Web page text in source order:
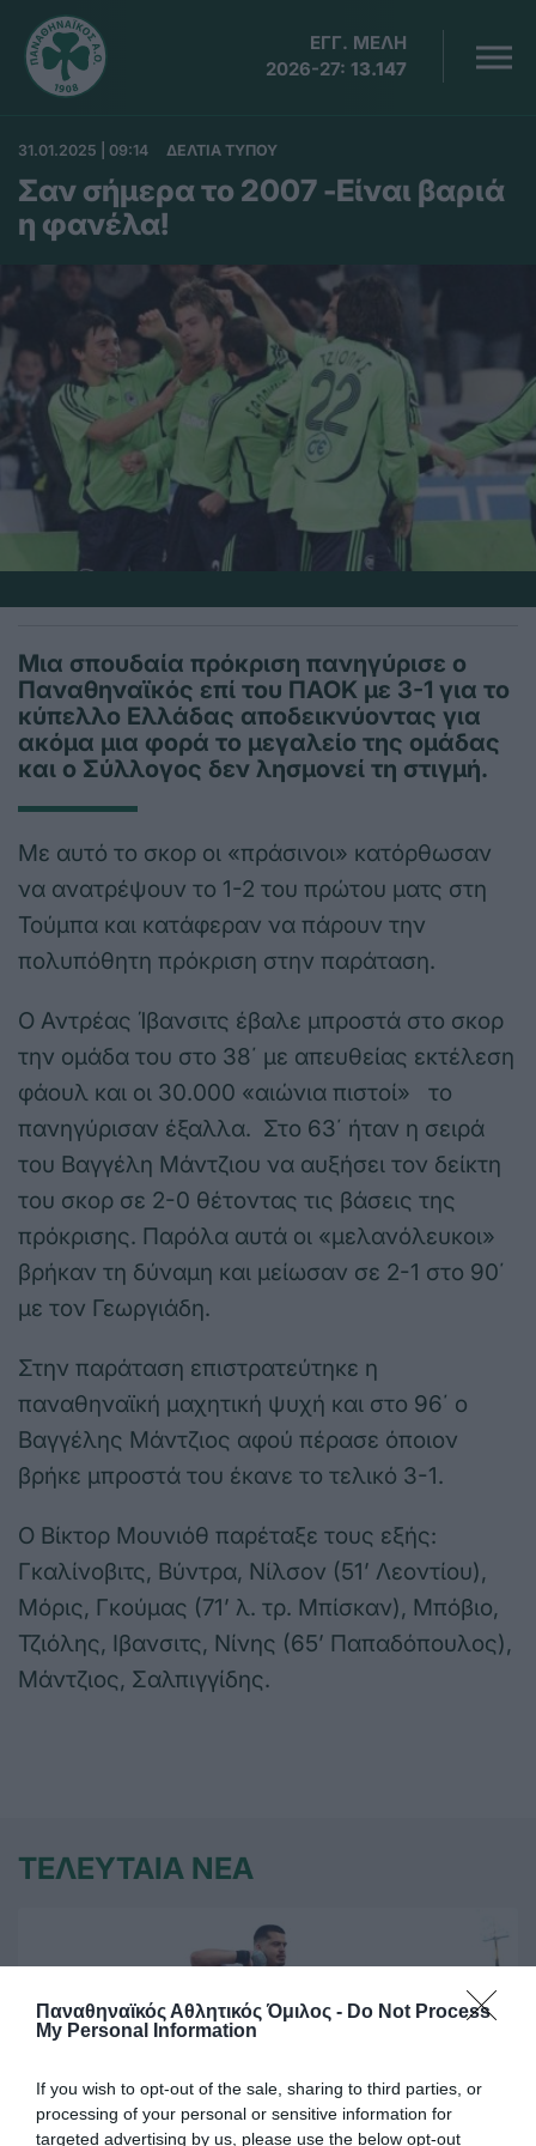
Παναθηναϊκός Αθλητικός Όμιλος - Do Not Process
My Personal Information
If you wish to opt-out of the sale, sharing to third parties, or
processing of your personal or sensitive information for
targeted advertising by us, please use the below opt-out
ΕΓΓ. ΜΕΛΗ
2026-27: 13.147
31.01.2025 | 09:14 ΔΕΛΤΙΑ ΤΥΠΟΥ
Σαν σήμερα το 2007 -Είναι βαριά
η φανέλα!
Μια σπουδαία πρόκριση πανηγύρισε ο
Παναθηναϊκός επί του ΠΑΟΚ με 3-1 για το
κύπελλο Ελλάδας αποδεικνύοντας για
ακόμα μια φορά το μεγαλείο της ομάδας
και ο Σύλλογος δεν λησμονεί τη στιγμή.
Με αυτό το σκορ οι «πράσινοι» κατόρθωσαν
να ανατρέψουν το 1-2 του πρώτου ματς στη
Τούμπα και κατάφεραν να πάρουν την
πολυπόθητη πρόκριση στην παράταση.
Ο Αντρέας Ίβανσιτς έβαλε μπροστά στο σκορ
την ομάδα του στο 38΄ με απευθείας εκτέλεση
φάουλ και οι 30.000 «αιώνια πιστοί» το
πανηγύρισαν έξαλλα. Στο 63΄ ήταν η σειρά
του Βαγγέλη Μάντζιου να αυξήσει τον δείκτη
του σκορ σε 2-0 θέτοντας τις βάσεις της
πρόκρισης. Παρόλα αυτά οι «μελανόλευκοι»
βρήκαν τη δύναμη και μείωσαν σε 2-1 στο 90΄
με τον Γεωργιάδη.
Στην παράταση επιστρατεύτηκε η
παναθηναϊκή μαχητική ψυχή και στο 96΄ ο
Βαγγέλης Μάντζιος αφού πέρασε όποιον
βρήκε μπροστά του έκανε το τελικό 3-1.
Ο Βίκτορ Μουνιόθ παρέταξε τους εξής:
Γκαλίνοβιτς, Βύντρα, Νίλσον (51’ Λεοντίου),
Μόρις, Γκούμας (71’ λ. τρ. Μπίσκαν), Μπόβιο,
Τζιόλης, Ιβανσιτς, Νίνης (65’ Παπαδόπουλος),
Μάντζιος, Σαλπιγγίδης.
ΤΕΛΕΥΤΑΙΑ ΝΕΑ